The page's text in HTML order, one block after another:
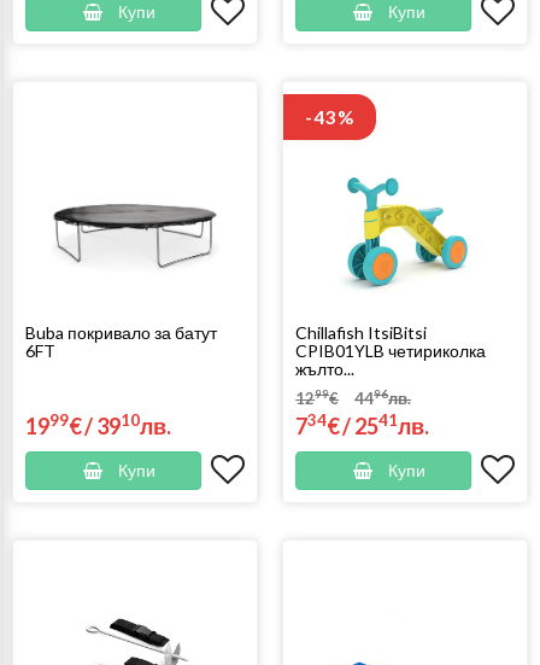
Купи Купи
Buba покривало за батут
6FT
1999€/3910лв.
Купи
-43%
Chillafish ItsiBitsi
CPIB01YLB четириколка
жълто...
1299€
734€/
4496лв.
2541лв.
Купи